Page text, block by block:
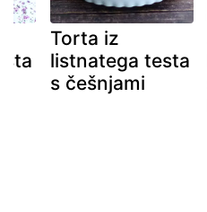
Torta iz
listnatega testa
s češnjami